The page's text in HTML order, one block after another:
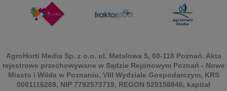
AgroHorti Media Sp. z o.o. ul. Metalowa 5, 60-118 Poznań. Akta
rejestrowe przechowywane w Sądzie Rejonowym Poznań - Nowe
Miasto i Wilda w Poznaniu, VIII Wydziale Gospodarczym, KRS
0001116269, NIP 7792573719, REGON 529158846, kapitał